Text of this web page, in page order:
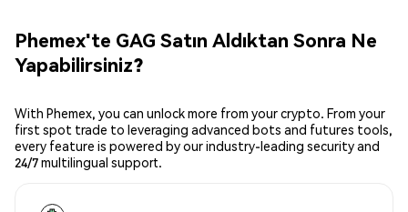
Phemex'te GAG Satın Aldıktan Sonra Ne
Yapabilirsiniz?
With Phemex, you can unlock more from your crypto. From your
first spot trade to leveraging advanced bots and futures tools,
every feature is powered by our industry-leading security and
24/7 multilingual support.